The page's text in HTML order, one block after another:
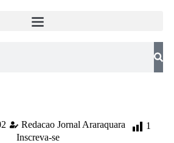
Redacao Jornal Araraquara
1
Inscreva-se